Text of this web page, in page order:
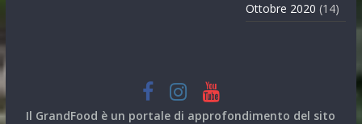
Ottobre 2020 (14)
Il GrandFood è un portale di approfondimento del sito